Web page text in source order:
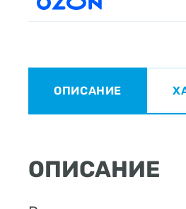
ОПИСАНИЕ
ОПИСАНИЕ